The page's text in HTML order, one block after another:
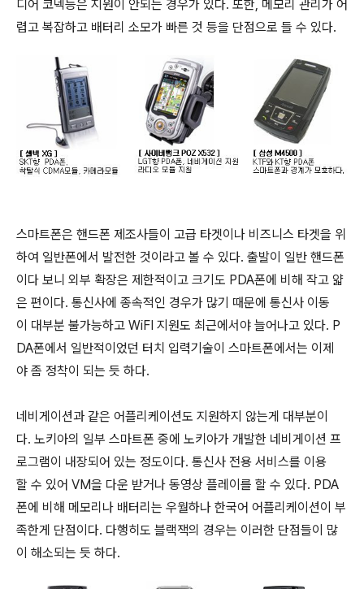
디어 코덱등은 지원이 안되는 경우가 있다. 또한, 메모리 관리가 어
렵고 복잡하고 배터리 소모가 빠른 것 등을 단점으로 들 수 있다.
스마트폰은 핸드폰 제조사들이 고급 타겟이나 비즈니스 타겟을 위
하여 일반폰에서 발전한 것이라고 볼 수 있다. 출발이 일반 핸드폰
이다 보니 외부 확장은 제한적이고 크기도 PDA폰에 비해 작고 얇
은 편이다. 통신사에 종속적인 경우가 많기 때문에 통신사 이동
이 대부분 불가능하고 WiFI 지원도 최근에서야 늘어나고 있다. P
DA폰에서 일반적이었던 터치 입력기술이 스마트폰에서는 이제
야 좀 정착이 되는 듯 하다.
네비게이션과 같은 어플리케이션도 지원하지 않는게 대부분이
다. 노키아의 일부 스마트폰 중에 노키아가 개발한 네비게이션 프
로그램이 내장되어 있는 정도이다. 통신사 전용 서비스를 이용
할 수 있어 VM을 다운 받거나 동영상 플레이를 할 수 있다. PDA
폰에 비해 메모리나 배터리는 우월하나 한국어 어플리케이션이 부
족한게 단점이다. 다행히도 블랙잭의 경우는 이러한 단점들이 많
이 해소되는 듯 하다.